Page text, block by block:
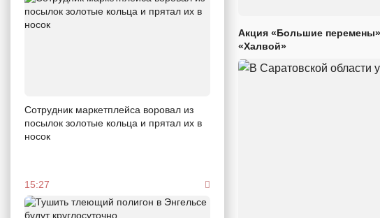
Сотрудник маркетплейса воровал из
посылок золотые кольца и прятал их в
носок
15:27
Акция «Большие
«Халвой»